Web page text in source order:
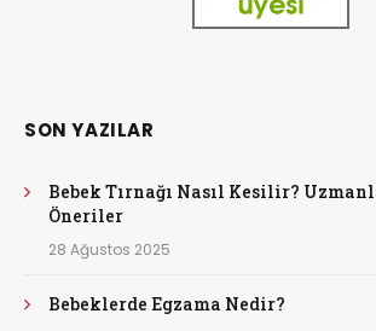
SON YAZILAR
Bebek Tırnağı Nasıl Kesilir?
Öneriler
28 Ağustos 2025
Bebeklerde Egzama Nedir?